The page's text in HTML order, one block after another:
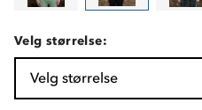
Velg størrelse:
Velg størrelse